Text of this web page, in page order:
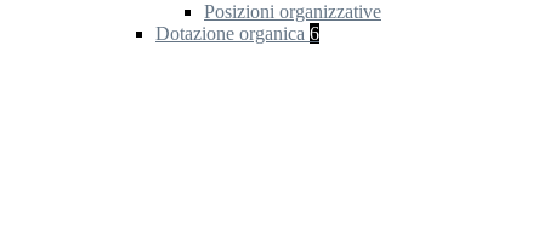
Posizioni organizzative
Dotazione organica 6